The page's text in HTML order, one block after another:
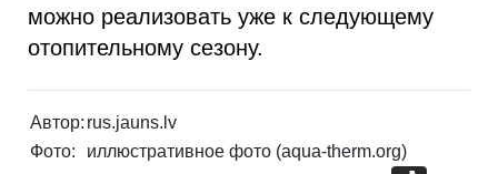
можно реализовать уже к следующему
отопительному сезону.
Автор: rus.jauns.lv
Фото:
иллюстративное фото (aqua-therm.org)